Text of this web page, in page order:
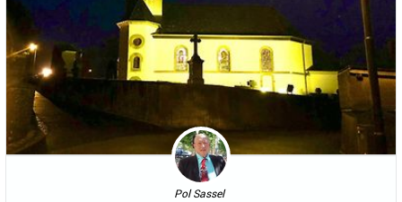
Pol Sassel